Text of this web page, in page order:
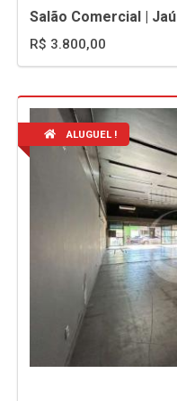
Salão Comercial | Jaú
R$ 3.800,00
ALUGUEL !